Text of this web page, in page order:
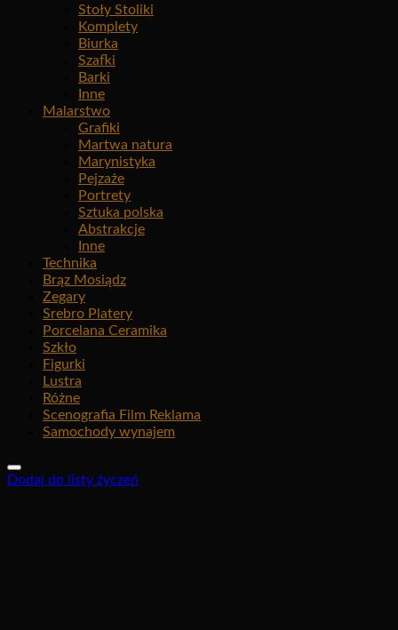
Stoły Stoliki
Komplety
Biurka
Szafki
Barki
Inne
Malarstwo
Grafiki
Martwa natura
Marynistyka
Pejzaże
Portrety
Sztuka polska
Abstrakcje
Inne
Technika
Brąz Mosiądz
Zegary
Srebro Platery
Porcelana Ceramika
Szkło
Figurki
Lustra
Różne
Scenografia Film Reklama
Samochody wynajem
Dodaj do listy życzeń